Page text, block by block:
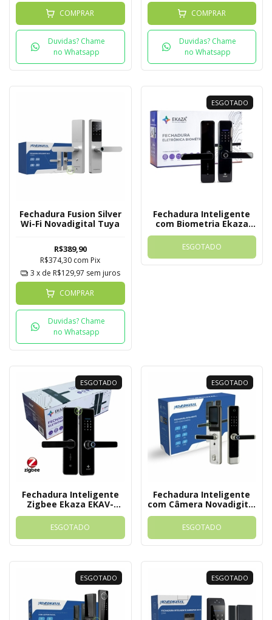
COMPRAR
Duvidas? Chame
no Whatsapp
COMPRAR
Duvidas? Chame
no Whatsapp
Fechadura Fusion Silver
Wi-Fi Novadigital Tuya
R$389,90
R$374,30 com Pix
3 x de R$129,97 sem juros
COMPRAR
Duvidas? Chame
no Whatsapp
ESGOTADO
Fechadura Inteligente
com Biometria Ekaza
EKAV-T229 - Tuya
ESGOTADO
ESGOTADO
Fechadura Inteligente
Zigbee Ekaza EKAV-
T229Z - Tuya
ESGOTADO
ESGOTADO
Fechadura Inteligente
com Câmera Novadigital
SL-06 CAM Tuya
ESGOTADO
ESGOTADO ESGOTADO